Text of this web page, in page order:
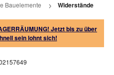
Bauelemente Widerstände
Jetzt bis zu über
sein lohnt sich!